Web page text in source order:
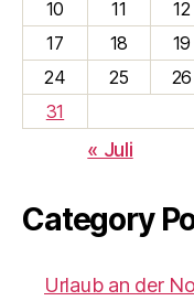
10
11 12
17
18 19
24
25 26
31
« Juli
Category
Urlaub an der